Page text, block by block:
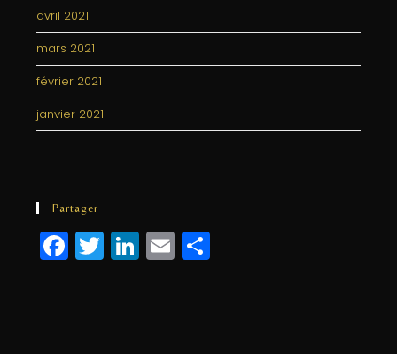
avril 2021
mars 2021
février 2021
janvier 2021
Partager
F
a
T
w
Li
n
E
m